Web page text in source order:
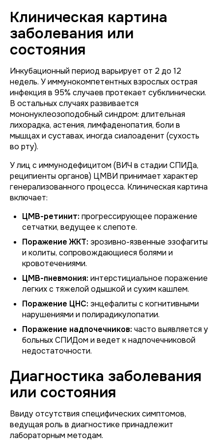
Клиническая картина
заболевания или
состояния
Инкубационный период варьирует от 2 до 12
недель. У иммунокомпетентных взрослых острая
инфекция в 95% случаев протекает субклинически.
В остальных случаях развивается
мононуклеозоподобный синдром: длительная
лихорадка, астения, лимфаденопатия, боли в
мышцах и суставах, иногда сиалоаденит (сухость
во рту).
У лиц с иммунодефицитом (ВИЧ в стадии СПИДа,
реципиенты органов) ЦМВИ принимает характер
генерализованного процесса. Клиническая картина
включает:
ЦМВ-ретинит: прогрессирующее поражение
сетчатки, ведущее к слепоте.
Поражение ЖКТ: эрозивно-язвенные эзофагиты
и колиты, сопровождающиеся болями и
кровотечениями.
ЦМВ-пневмония: интерстициальное поражение
легких с тяжелой одышкой и сухим кашлем.
Поражение ЦНС: энцефалиты с когнитивными
нарушениями и полирадикулопатии.
Поражение надпочечников: часто выявляется у
больных СПИДом и ведет к надпочечниковой
недостаточности.
Диагностика заболевания
или состояния
Ввиду отсутствия специфических симптомов,
ведущая роль в диагностике принадлежит
лабораторным методам.